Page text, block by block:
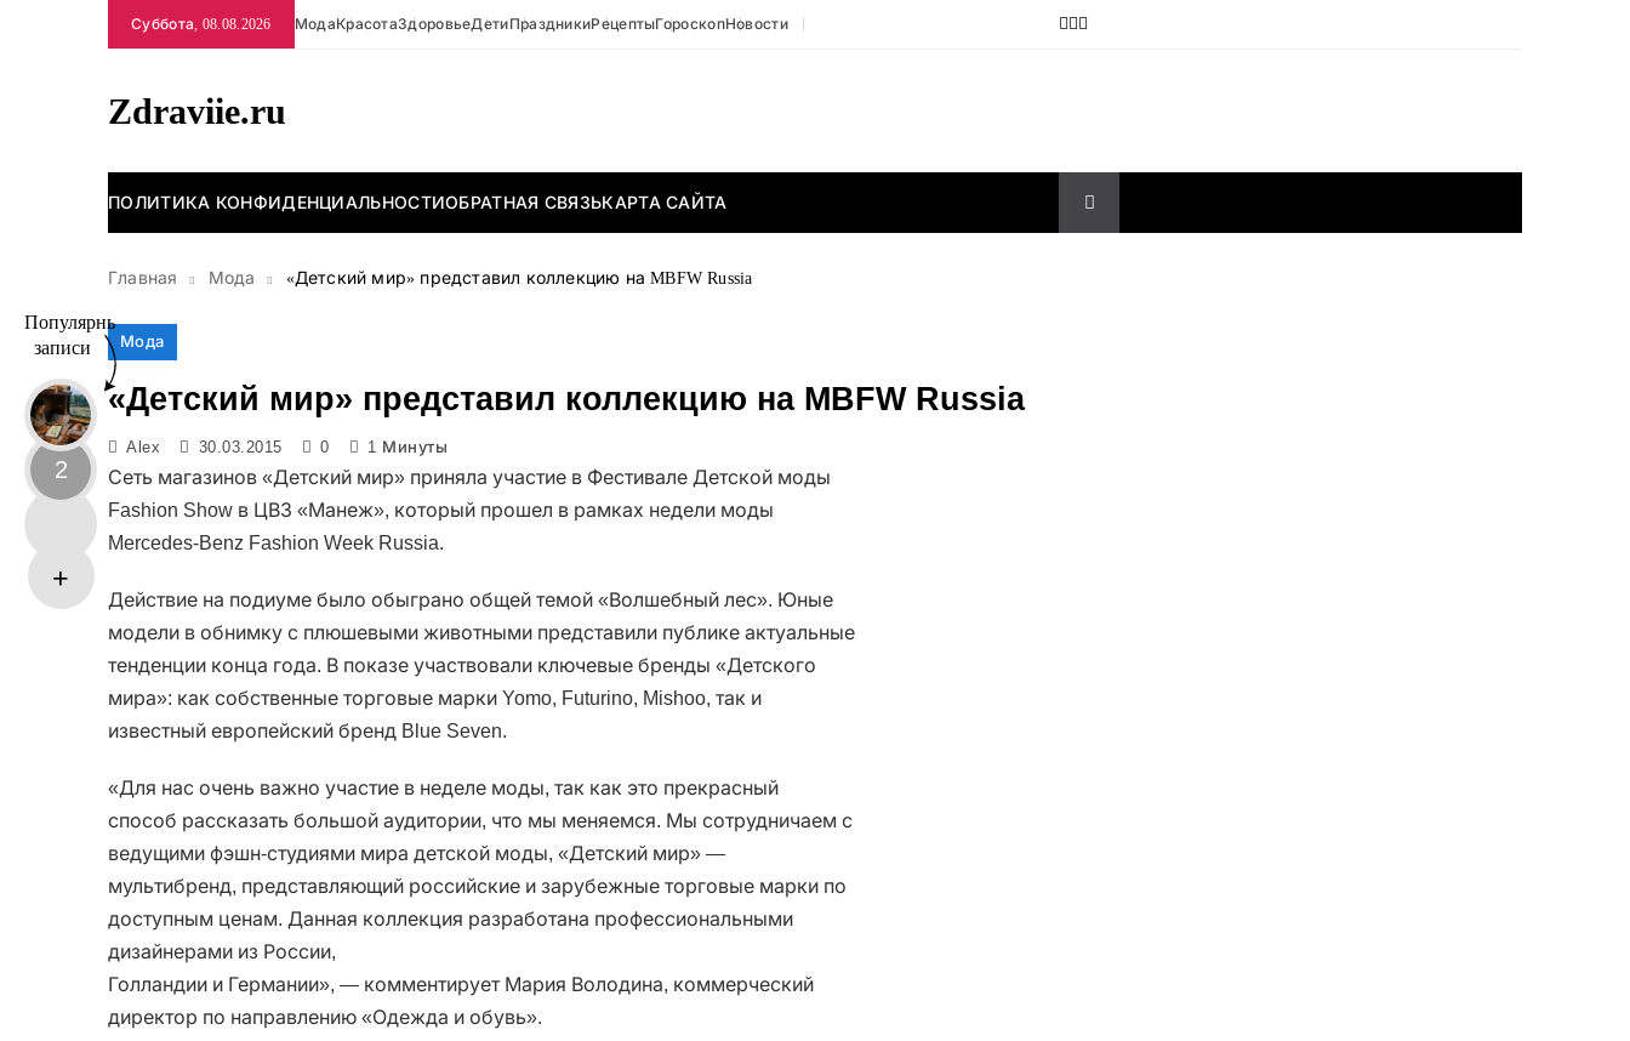
Суббота, 08.08.2026 МодаКрасотаЗдоровьеДетиПраздникиРецептыГороскопНовости
Zdraviie.ru
ПОЛИТИКА КОНФИДЕНЦИАЛЬНОСТИОБРАТНАЯ СВЯЗЬКАРТА САЙТА
Главная Мода «Детский мир» представил коллекцию на MBFW Russia
Популярные
записи
2
Мода
«Детский мир» представил коллекцию на MBFW Russia
Alex 30.03.2015 0 1 Минуты
Сеть магазинов «Детский мир» приняла участие в Фестивале Детской моды
Fashion Show в ЦВЗ «Манеж», который прошел в рамках недели моды
Mercedes-Benz Fashion Week Russia.
Действие на подиуме было обыграно общей темой «Волшебный лес». Юные
модели в обнимку с плюшевыми животными представили публике актуальные
тенденции конца года. В показе участвовали ключевые бренды «Детского
мира»: как собственные торговые марки Yomo, Futurino, Mishoo, так и
известный европейский бренд Blue Seven.
«Для нас очень важно участие в неделе моды, так как это прекрасный
способ рассказать большой аудитории, что мы меняемся. Мы сотрудничаем с
ведущими фэшн-студиями мира детской моды, «Детский мир» —
мультибренд, представляющий российские и зарубежные торговые марки по
доступным ценам. Данная коллекция разработана профессиональными
дизайнерами из России,
Голландии и Германии», — комментирует Мария Володина, коммерческий
директор по направлению «Одежда и обувь».